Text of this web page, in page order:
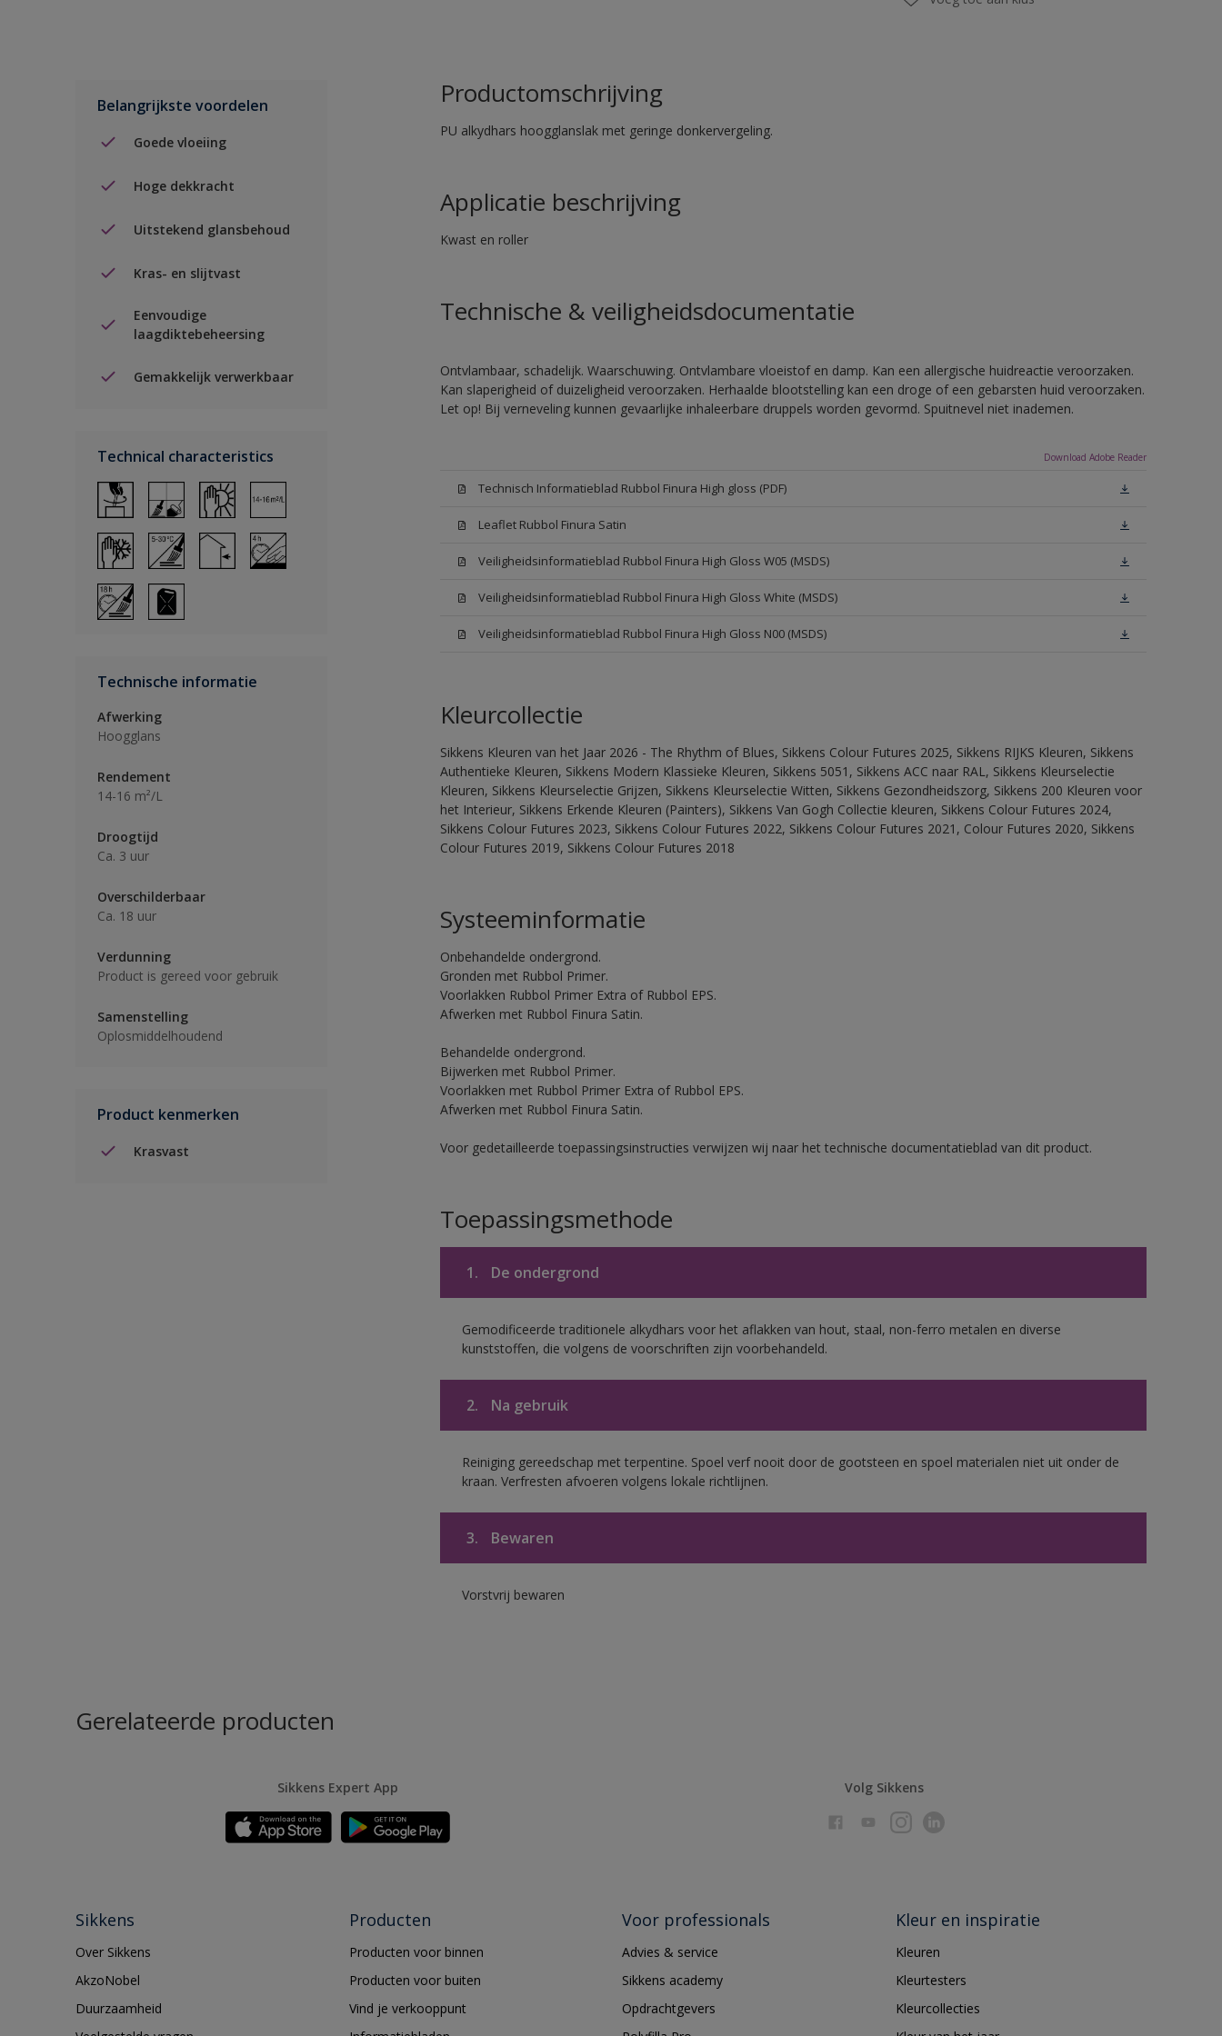
Belangrijkste voordelen
Goede vloeiing
Hoge dekkracht
Uitstekend glansbehoud
Kras- en slijtvast
Eenvoudige
laagdiktebeheersing
Gemakkelijk verwerkbaar
Technical characteristics
Technische informatie
Afwerking
Hoogglans
Rendement
14-16 m²/L
Droogtijd
Ca. 3 uur
Overschilderbaar
Ca. 18 uur
Verdunning
Product is gereed voor gebruik
Samenstelling
Oplosmiddelhoudend
Product kenmerken
Krasvast
Productomschrijving
PU alkydhars hoogglanslak met geringe donkervergeling.
Applicatie beschrijving
Kwast en roller
Technische & veiligheidsdocumentatie
Ontvlambaar, schadelijk. Waarschuwing. Ontvlambare vloeistof en damp. Kan een allergische huidreactie veroorzaken.
Kan slaperigheid of duizeligheid veroorzaken. Herhaalde blootstelling kan een droge of een gebarsten huid veroorzaken.
Let op! Bij verneveling kunnen gevaarlijke inhaleerbare druppels worden gevormd. Spuitnevel niet inademen.
Download Adobe Reader
Technisch Informatieblad Rubbol Finura High gloss (PDF)
Leaflet Rubbol Finura Satin
Veiligheidsinformatieblad Rubbol Finura High Gloss W05 (MSDS)
Veiligheidsinformatieblad Rubbol Finura High Gloss White (MSDS)
Veiligheidsinformatieblad Rubbol Finura High Gloss N00 (MSDS)
Kleurcollectie
Sikkens Kleuren van het Jaar 2026 - The Rhythm of Blues, Sikkens Colour Futures 2025, Sikkens RIJKS Kleuren, Sikkens
Authentieke Kleuren, Sikkens Modern Klassieke Kleuren, Sikkens 5051, Sikkens ACC naar RAL, Sikkens Kleurselectie
Kleuren, Sikkens Kleurselectie Grijzen, Sikkens Kleurselectie Witten, Sikkens Gezondheidszorg, Sikkens 200 Kleuren voor
het Interieur, Sikkens Erkende Kleuren (Painters), Sikkens Van Gogh Collectie kleuren, Sikkens Colour Futures 2024,
Sikkens Colour Futures 2023, Sikkens Colour Futures 2022, Sikkens Colour Futures 2021, Colour Futures 2020, Sikkens
Colour Futures 2019, Sikkens Colour Futures 2018
Systeeminformatie
Onbehandelde ondergrond.
Gronden met Rubbol Primer.
Voorlakken Rubbol Primer Extra of Rubbol EPS.
Afwerken met Rubbol Finura Satin.
Behandelde ondergrond.
Bijwerken met Rubbol Primer.
Voorlakken met Rubbol Primer Extra of Rubbol EPS.
Afwerken met Rubbol Finura Satin.
Voor gedetailleerde toepassingsinstructies verwijzen wij naar het technische documentatieblad van dit product.
Toepassingsmethode
1. De ondergrond
Gemodificeerde traditionele alkydhars voor het aflakken van hout, staal, non-ferro metalen en diverse
kunststoffen, die volgens de voorschriften zijn voorbehandeld.
2. Na gebruik
Reiniging gereedschap met terpentine. Spoel verf nooit door de gootsteen en spoel materialen niet uit onder de
kraan. Verfresten afvoeren volgens lokale richtlijnen.
3. Bewaren
Vorstvrij bewaren
Gerelateerde producten
Sikkens Expert App Volg Sikkens
Sikkens
Over Sikkens
AkzoNobel
Duurzaamheid
Producten
Producten voor binnen
Producten voor buiten
Vind je verkooppunt
Voor professionals
Advies & service
Sikkens academy
Opdrachtgevers
Kleur en inspiratie
Kleuren
Kleurtesters
Kleurcollecties